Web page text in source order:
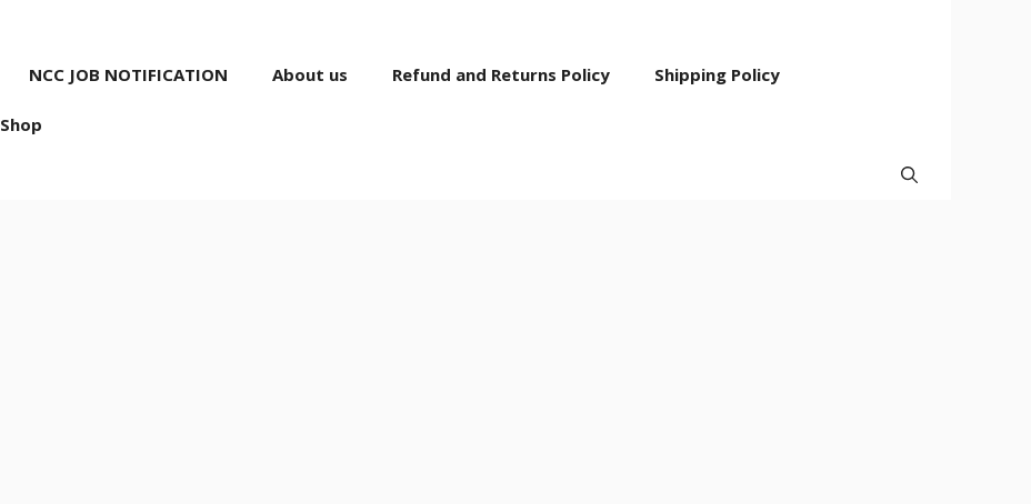
NCC JOB NOTIFICATION About us Refund and Returns Policy Shipping Policy
Shop